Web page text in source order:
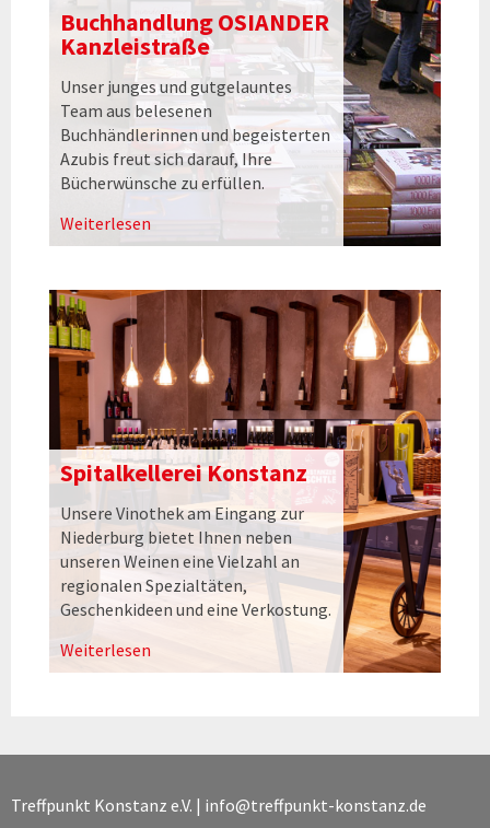
Buchhandlung OSIANDER
Kanzleistraße
Unser junges und gutgelauntes
Team aus belesenen
Buchhändlerinnen und begeisterten
Azubis freut sich darauf, Ihre
Bücherwünsche zu erfüllen.
Weiterlesen
Spitalkellerei Konstanz
Unsere Vinothek am Eingang zur
Niederburg bietet Ihnen neben
unseren Weinen eine Vielzahl an
regionalen Spezialtäten,
Geschenkideen und eine Verkostung.
Weiterlesen
Treffpunkt Konstanz e.V. | info@treffpunkt-konstanz.de